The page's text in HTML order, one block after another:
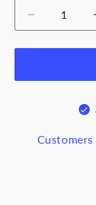
Samazināt
daudzumu
produktam
stikla
A